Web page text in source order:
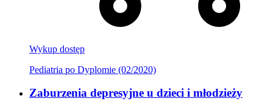
Wykup dostęp
Pediatria po Dyplomie (02/2020)
Zaburzenia depresyjne u dzieci i młodzieży